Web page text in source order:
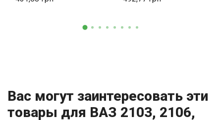
Вас могут заинтересовать эти
товары для ВАЗ 2103, 2106,